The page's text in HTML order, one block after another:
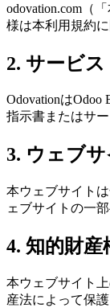
odovation.com（
様は本利用規約
2. サービス
Odovationは
指示書またはサ
3. ウェブ
本ウェブサイト
ェブサイトの一
4. 知的財産
本ウェブサイト
産法によって保